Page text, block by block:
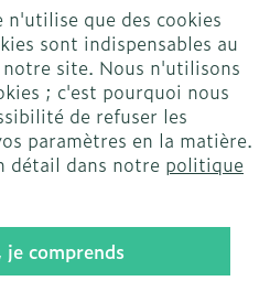
que des cookies
sont indispensables au
site. Nous n'utilisons
; c'est pourquoi nous
de refuser les
paramètres en la matière.
détail dans notre politique
je comprends